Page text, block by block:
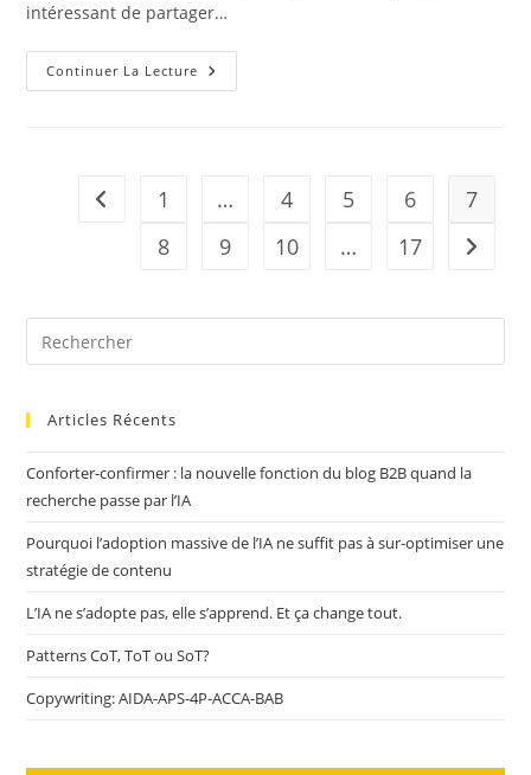
intéressant de partager…
Continuer La Lecture Claude
:
Doute
L’oeil
De
Go to the previous page
1 … 4 5 6
7
8
9 10 … 17 Aller à
Articles Récents
Conforter-confirmer : la nouvelle fonction du blog B2B quand la
recherche passe par l’IA
Pourquoi l’adoption massive de l’IA ne suffit pas à sur-optimiser une
stratégie de contenu
L’IA ne s’adopte pas, elle s’apprend. Et ça change tout.
Patterns CoT, ToT ou SoT?
Copywriting: AIDA-APS-4P-ACCA-BAB